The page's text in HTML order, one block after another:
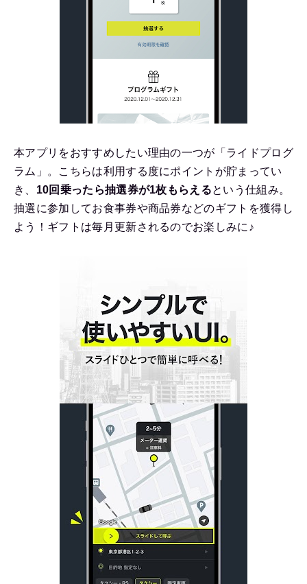
本アプリをおすすめしたい理由の一つが「ライドプログ
ラム」。こちらは利用する度にポイントが貯まってい
き、 10回乗ったら抽選券が1枚もらえるという仕組み。
抽選に参加してお食事券や商品券などのギフトを獲得し
よう！ギフトは毎月更新されるのでお楽しみに♪